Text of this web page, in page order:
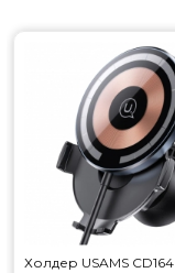
Холдер USAMS CD164